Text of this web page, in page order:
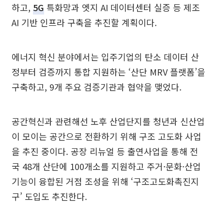
하고, 5G 특화망과 엣지 AI 데이터센터 실증 등 제조
AI 기반 인프라 구축을 추진할 계획이다.
에너지 혁신 분야에서는 입주기업의 탄소 데이터 산
정부터 검증까지 통합 지원하는 ‘산단 MRV 플랫폼’을
구축하고, 9개 주요 검증기관과 협약을 맺었다.
공간혁신과 관련해선 노후 산업단지를 청년과 신산업
이 모이는 공간으로 전환하기 위해 구조 고도화 사업
을 추진 중이다. 공장 리뉴얼 등 출연사업을 통해 전
국 48개 산단에 100개소를 지원하고 주거·문화·산업
기능이 융합된 거점 조성을 위해 ‘구조고도화촉진지
구’ 도입도 추진한다.